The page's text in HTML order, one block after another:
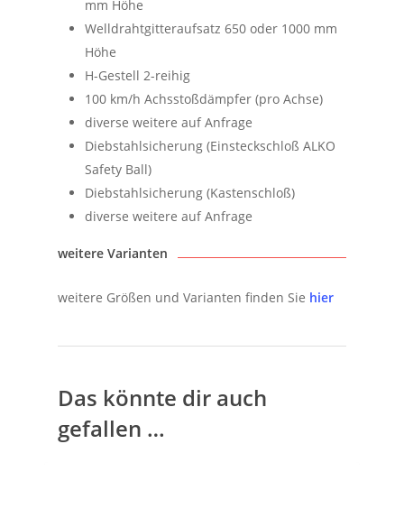
mm Höhe
Welldrahtgitteraufsatz 650 oder 1000 mm
Höhe
H-Gestell 2-reihig
100 km/h Achsstoßdämpfer (pro Achse)
diverse weitere auf Anfrage
Diebstahlsicherung (Einsteckschloß ALKO
Safety Ball)
Diebstahlsicherung (Kastenschloß)
diverse weitere auf Anfrage
weitere Varianten
weitere Größen und Varianten finden Sie hier
Das könnte dir auch
gefallen …